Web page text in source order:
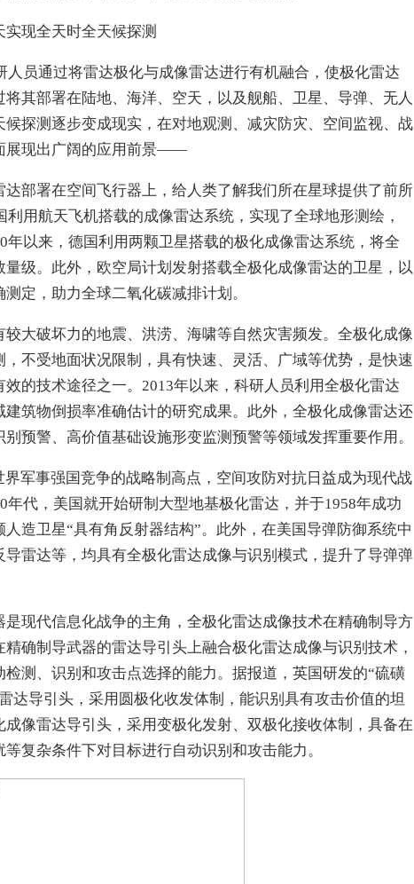
现全天时全天候探测
员通过将雷达极化与成像雷达进行有机融合，使极化雷达
其部署在陆地、海洋、空天，以及舰船、卫星、导弹、无人
探测逐步变成现实，在对地观测、减灾防灾、空间监视、战
展现出广阔的应用前景——
署在空间飞行器上，给人类了解我们所在星球提供了前所
用航天飞机搭载的成像雷达系统，实现了全球地形测绘，
年以来，德国利用两颗卫星搭载的极化成像雷达系统，将全
级。此外，欧空局计划发射搭载全极化成像雷达的卫星，以
定，助力全球二氧化碳减排计划。
破坏力的地震、洪涝、海啸等自然灾害频发。全极化成像
不受地面状况限制，具有快速、灵活、广域等优势，是快速
的技术途径之一。2013年以来，科研人员利用全极化雷达
筑物倒损率准确估计的研究成果。此外，全极化成像雷达还
预警、高价值基础设施形变监测预警等领域发挥重要作用。
军事强国竞争的战略制高点，空间攻防对抗日益成为现代战
年代，美国就开始研制大型地基极化雷达，并于1958年成功
造卫星“具有角反射器结构”。此外，在美国导弹防御系统中
雷达等，均具有全极化雷达成像与识别模式，提升了导弹弹
代信息化战争的主角，全极化雷达成像技术在精确制导方
确制导武器的雷达导引头上融合极化雷达成像与识别技术，
测、识别和攻击点选择的能力。据报道，英国研发的“硫磺
达导引头，采用圆极化收发体制，能识别具有攻击价值的坦
像雷达导引头，采用变极化发射、双极化接收体制，具备在
复杂条件下对目标进行自动识别和攻击能力。